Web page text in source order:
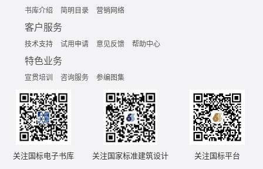
书库介绍 简明目录 营销网络
客户服务
技术支持 试用申请 意见反馈 帮助中心
特色业务
宣贯培训 咨询服务 参编图集
关注国标电子书库 关注国家标准建筑设计 关注国标平台